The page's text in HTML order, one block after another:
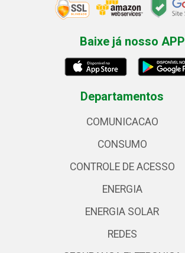
Baixe já nosso APP
Departamentos
COMUNICACAO
CONSUMO
CONTROLE DE ACESSO
ENERGIA
ENERGIA SOLAR
REDES